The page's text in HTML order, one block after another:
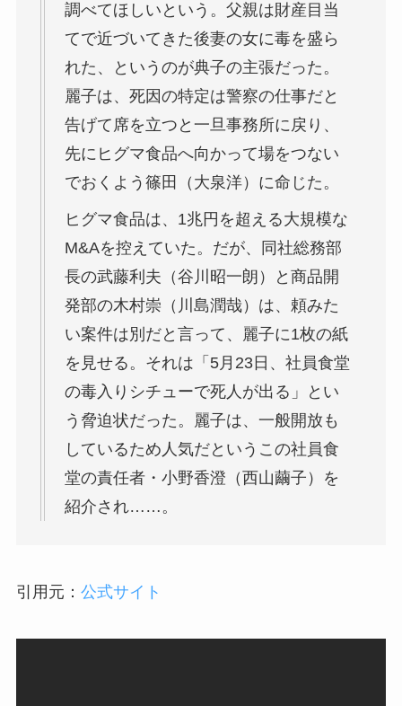
調べてほしいという。父親は財産目当
てで近づいてきた後妻の女に毒を盛ら
れた、というのが典子の主張だった。
麗子は、死因の特定は警察の仕事だと
告げて席を立つと一旦事務所に戻り、
先にヒグマ食品へ向かって場をつない
でおくよう篠田（大泉洋）に命じた。
ヒグマ食品は、1兆円を超える大規模な
M&Aを控えていた。だが、同社総務部
長の武藤利夫（谷川昭一朗）と商品開
発部の木村崇（川島潤哉）は、頼みた
い案件は別だと言って、麗子に1枚の紙
を見せる。それは「5月23日、社員食堂
の毒入りシチューで死人が出る」とい
う脅迫状だった。麗子は、一般開放も
しているため人気だというこの社員食
堂の責任者・小野香澄（西山繭子）を
紹介され……。
引用元： 公式サイト